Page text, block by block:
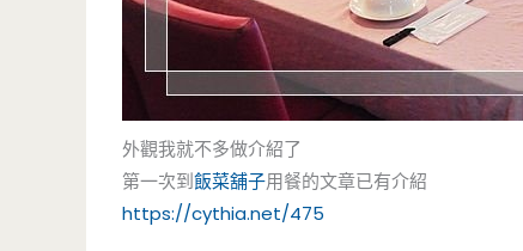
外觀我就不多做介紹了
第一次到飯菜舖子用餐的文章已有介紹
https://cythia.net/475